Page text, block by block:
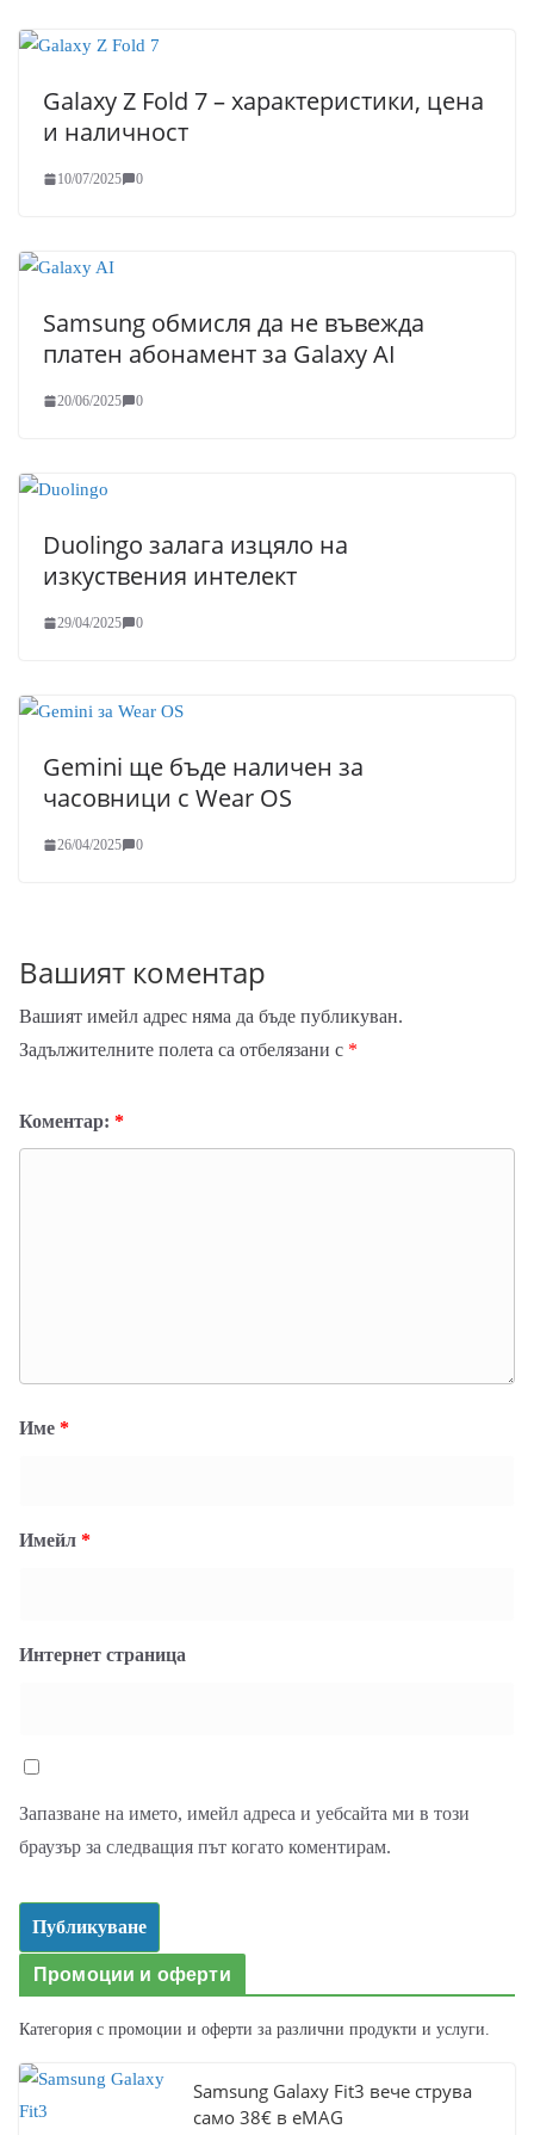
Galaxy Z Fold 7 – характеристики, цена
и наличност
10/07/2025 0
Samsung обмисля да не въвежда
платен абонамент за Galaxy AI
20/06/2025 0
Duolingo залага изцяло на
изкуствения интелект
29/04/2025 0
Gemini ще бъде наличен за
часовници с Wear OS
26/04/2025 0
Вашият коментар
Вашият имейл адрес няма да бъде публикуван.
Задължителните полета са отбелязани с *
Коментар: *
Име *
Имейл *
Интернет страница
Запазване на името, имейл адреса и уебсайта ми в този
браузър за следващия път когато коментирам.
Промоции и оферти
Категория с промоции и оферти за различни продукти и услуги.
Samsung Galaxy Fit3 вече струва
само 38€ в eMAG